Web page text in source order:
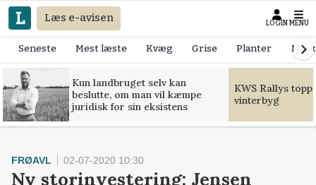
Læs e-avisen LOGIN MENU
Seneste Mest læste Kvæg Grise Planter
Kun landbruget selv kan
beslutte, om man vil kæmpe
juridisk for sin eksistens
KWS Rallys
vinterbyg
FRØAVL 02-07-2020 10:30
Ny storinvestering: Jensen